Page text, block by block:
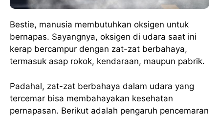
Bestie, manusia membutuhkan oksigen untuk
bernapas. Sayangnya, oksigen di udara saat ini
kerap bercampur dengan zat-zat berbahaya,
termasuk asap rokok, kendaraan, maupun pabrik.
Padahal, zat-zat berbahaya dalam udara yang
tercemar bisa membahayakan kesehatan
pernapasan. Berikut adalah pengaruh pencemaran